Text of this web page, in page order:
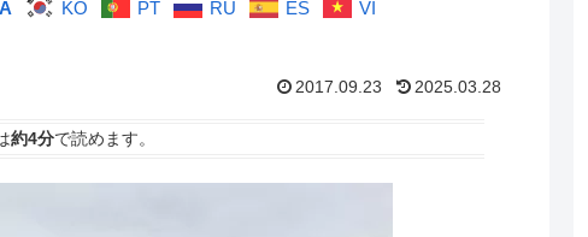
KO PT RU ES VI
2017.09.23 2025.03.28
約4分で読めます。